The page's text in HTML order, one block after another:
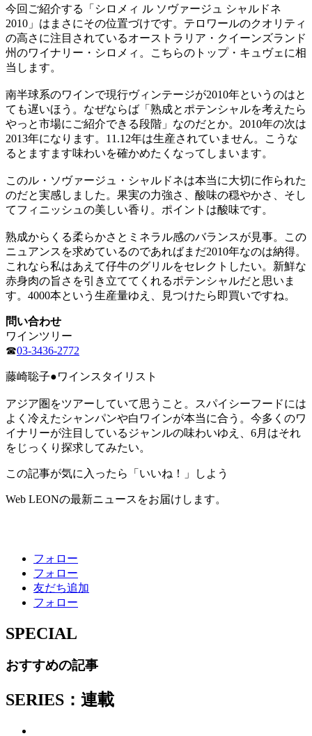
今回ご紹介する「シロメィ ル ソヴァージュ シャルドネ
2010」はまさにその位置づけです。テロワールのクオリティ
の高さに注目されているオーストラリア・クイーンズランド
州のワイナリー・シロメィ。こちらのトップ・キュヴェに相
当します。
南半球系のワインで現行ヴィンテージが2010年というのはと
ても遅いほう。なぜならば「熟成とポテンシャルを考えたら
やっと市場にご紹介できる段階」なのだとか。2010年の次は
2013年になります。11.12年は生産されていません。こうな
るとますます味わいを確かめたくなってしまいます。
このル・ソヴァージュ・シャルドネは本当に大切に作られた
のだと実感しました。果実の力強さ、酸味の穏やかさ、そし
てフィニッシュの美しい香り。ポイントは酸味です。
熟成からくる柔らかさとミネラル感のバランスが見事。この
ニュアンスを求めているのであればまだ2010年なのは納得。
これなら私はあえて仔牛のグリルをセレクトしたい。新鮮な
赤身肉の旨さを引き立ててくれるポテンシャルだと思いま
す。4000本という生産量ゆえ、見つけたら即買いですね。
問い合わせ
ワインツリー
☎03-3436-2772
藤崎聡子●ワインスタイリスト
アジア圏をツアーしていて思うこと。スパイシーフードには
よく冷えたシャンパンや白ワインが本当に合う。今多くのワ
イナリーが注目しているジャンルの味わいゆえ、6月はそれ
をじっくり探求してみたい。
この記事が気に入ったら「いいね！」しよう
Web LEONの最新ニュースをお届けします。
フォロー
フォロー
友だち追加
フォロー
SPECIAL
おすすめの記事
SERIES：連載